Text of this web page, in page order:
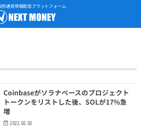
想通貨情報配信プラットフォーム
Coinbaseがソラナベースのプロジェクト
トークンをリストした後、SOLが17%急
増
2022.02.02